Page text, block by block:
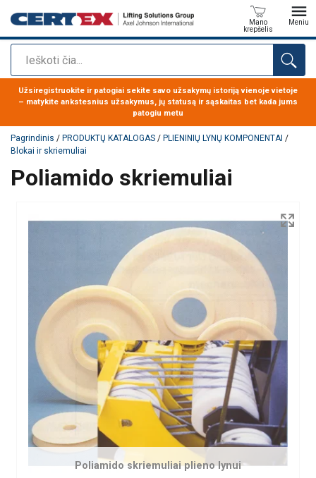
Paieška
Mano
krepšelis
Meniu
Produktas buvo pridėtas prie jūsų užklausos
Užsiregistruokite ir patogiai sekite savo užsakymų istoriją vienoje vietoje
– matykite ankstesnius užsakymus, jų statusą ir sąskaitas bet kada jums
patogiu metu
Pagrindinis / PRODUKTŲ KATALOGAS / PLIENINIŲ LYNŲ KOMPONENTAI /
Blokai ir skriemuliai
Poliamido skriemuliai
Poliamido skriemuliai plieno lynui